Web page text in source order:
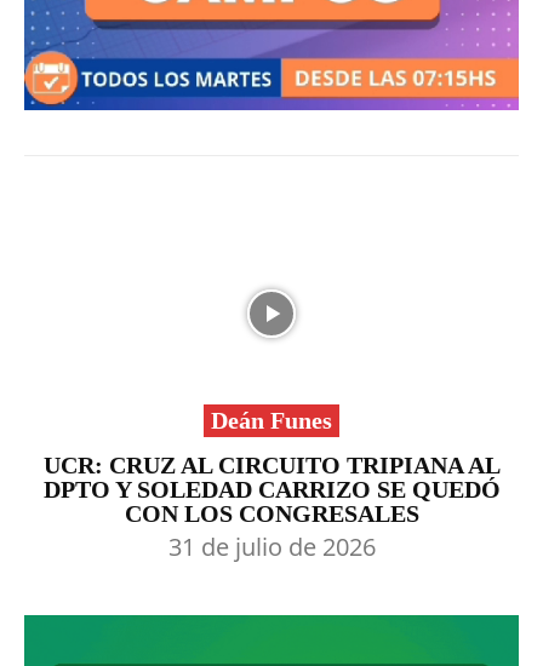
Deán Funes
UCR: CRUZ AL CIRCUITO TRIPIANA AL
DPTO Y SOLEDAD CARRIZO SE QUEDÓ
CON LOS CONGRESALES
31 de julio de 2026